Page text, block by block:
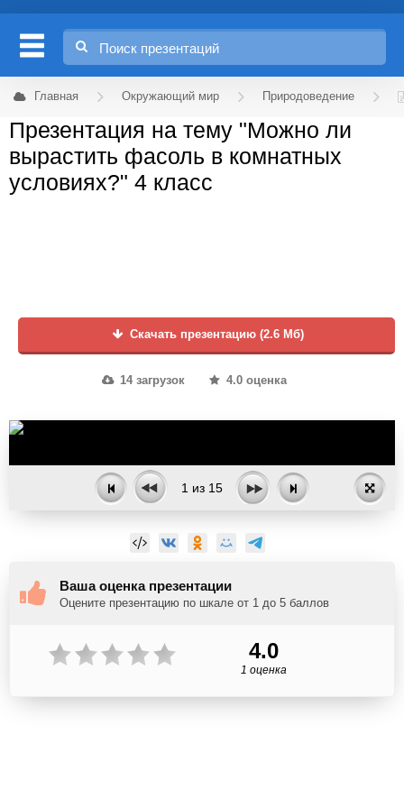
Главная Окружающий мир Природоведение
Презентация на тему "Можно ли
вырастить фасоль в комнатных
условиях?" 4 класс
Скачать презентацию (2.6 Мб)
14 загрузок 4.0 оценка
1 из 15
Ваша оценка презентации
Оцените презентацию по шкале от 1 до 5 баллов
4.0
1 оценка